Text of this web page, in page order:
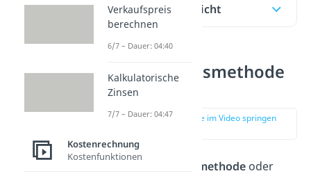
Inhaltsübersicht
Skontrationsmethode
Definition
zur Stelle im Video springen
Skontrationsmethodeoder
Verkaufspreis
berechnen
6/7 – Dauer: 04:40
Kalkulatorische
Zinsen
7/7 – Dauer: 04:47
Kostenrechnung
Kostenfunktionen